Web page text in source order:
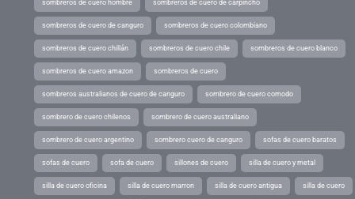
sombreros de cuero hombre sombreros de cuero de carpincho
sombreros de cuero de canguro sombreros de cuero colombiano
sombreros de cuero chillán sombreros de cuero chile sombreros de cuero blanco
sombreros de cuero amazon sombreros de cuero
sombreros australianos de cuero de canguro sombrero de cuero comodo
sombrero de cuero chilenos sombrero de cuero australiano
sombrero de cuero argentino sombrero cuero de canguro sofas de cuero baratos
sofas de cuero sofa de cuero sillones de cuero silla de cuero y metal
silla de cuero oficina silla de cuero marron silla de cuero antigua silla de cuero